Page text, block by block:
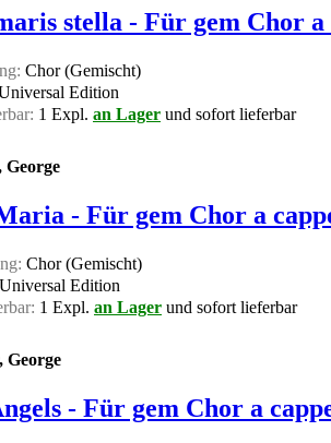
stella - Für gem Chor
Chor (Gemischt)
Edition
1 Expl. an Lager und sofort lieferbar
- Für gem Chor a
Chor (Gemischt)
Universal Edition
1 Expl. an Lager und sofort lieferbar
- Für gem Chor a